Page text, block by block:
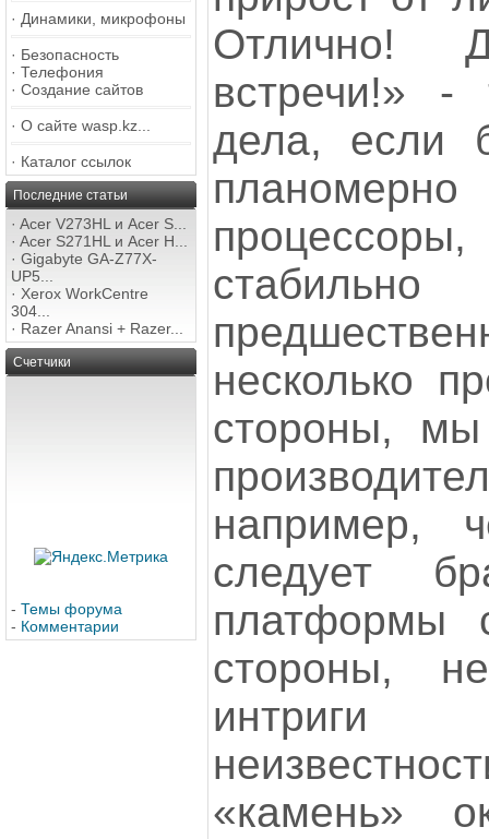
· Динамики, микрофоны
· Безопасность
· Телефония
· Создание сайтов
· О сайте wasp.kz...
· Каталог ссылок
Последние статьи
· Acer V273HL и Acer S...
· Acer S271HL и Acer H...
· Gigabyte GA-Z77X-
UP5...
· Xerox WorkCentre
304...
· Razer Anansi + Razer...
Счетчики
- Темы форума
- Комментарии
Отлично!
встречи!» -
дела, если
несколько
стороны,
например,
следует
платформы
стороны,
«камень»